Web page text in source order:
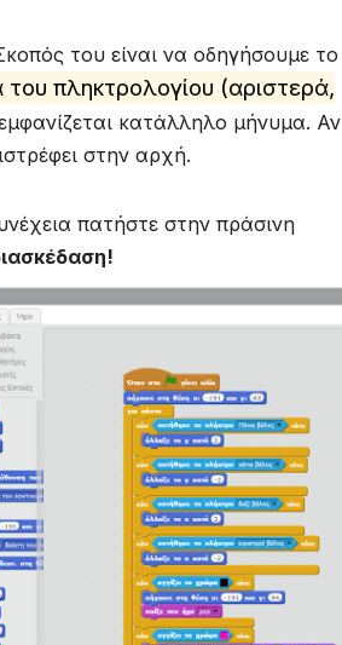
του είναι να οδηγήσουμε το
του πληκτρολογίου (αριστερά,
κατάλληλο μήνυμα. Αν
στην αρχή.
πατήστε στην πράσινη